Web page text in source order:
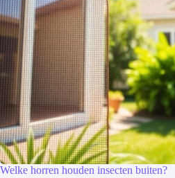
Welke horren houden insecten buiten?